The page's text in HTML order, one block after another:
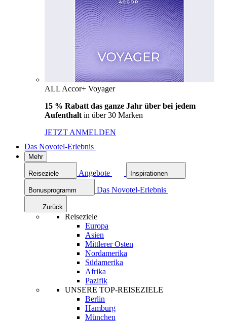
ALL Accor+ Voyager
15 % Rabatt das ganze Jahr über bei jedem
Aufenthalt in über 30 Marken
JETZT ANMELDEN
Das Novotel-Erlebnis
Mehr
Reiseziele Angebote Inspirationen
Bonusprogramm Das Novotel-Erlebnis
Zurück
Reiseziele
Europa
Asien
Mittlerer Osten
Nordamerika
Südamerika
Afrika
Pazifik
UNSERE TOP-REISEZIELE
Berlin
Hamburg
München